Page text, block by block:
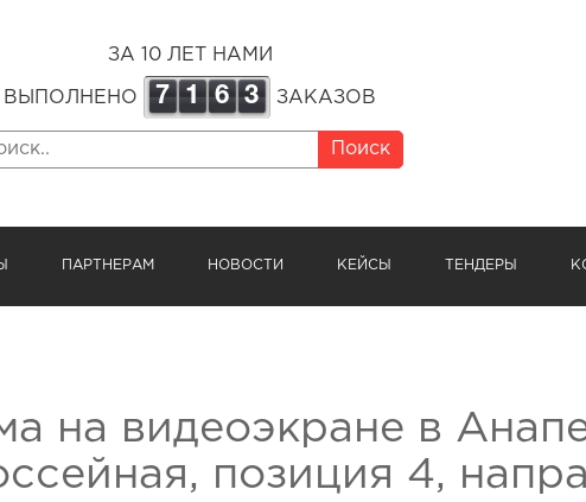
ЗА 10 ЛЕТ НАМИ
ВЫПОЛНЕНО 7 1 6 3 ЗАКАЗОВ
Поиск
ПАРТНЕРАМ НОВОСТИ КЕЙСЫ ТЕНДЕРЫ
на видеоэкране в
позиция 4,